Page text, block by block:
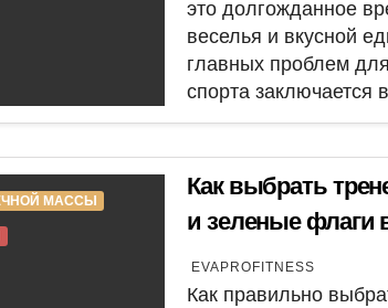
это долгожданное
веселья и вкусной
главных проблем
спорта заключается
МАССЫ
Как выбрать
и зеленые флаги
тренера для
занятий
EVAPROFITNESS
Как правильно